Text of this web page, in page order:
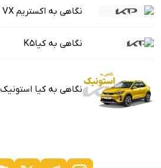
نگاهی به اکستریم VX
نگاهی به کیاK5
نگاهی به کیا استونیک